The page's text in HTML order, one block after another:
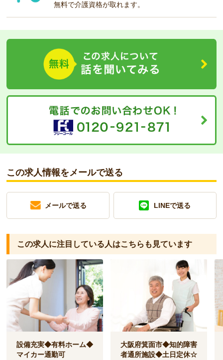
無料で介護資格が取れます。
この求人情報をメールで送る
メールで送る LINEで送る
この求人に注目している人はこちらも見ています
設備充実◆有料ホーム◆
マイカー通勤可
大阪府箕面市◆知的障害
者通所施設◆土日定休☆